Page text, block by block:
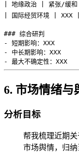
| 地缘政治 | 紧张/缓
| 国际经贸环境 |
### 综合研判
- 短期影响：XXX
- 中长期影响：XXX
6. 市场情绪与
分析目标
帮我梳理近期
市场舆情，归